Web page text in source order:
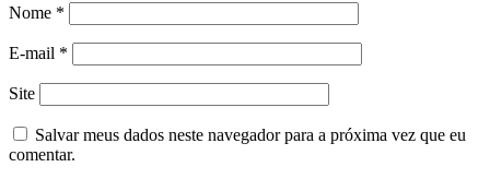
Nome *
E-mail *
Site
Salvar meus dados neste navegador para a próxima vez que eu
comentar.